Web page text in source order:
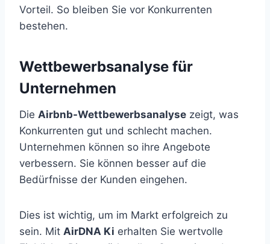
Vorteil. So bleiben Sie vor Konkurrenten
bestehen.
Wettbewerbsanalyse für
Unternehmen
Die Airbnb-Wettbewerbsanalyse zeigt, was
Konkurrenten gut und schlecht machen.
Unternehmen können so ihre Angebote
verbessern. Sie können besser auf die
Bedürfnisse der Kunden eingehen.
Dies ist wichtig, um im Markt erfolgreich zu
sein. Mit AirDNA Ki erhalten Sie wertvolle